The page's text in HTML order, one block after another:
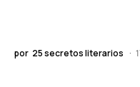
por 25 secretos literarios